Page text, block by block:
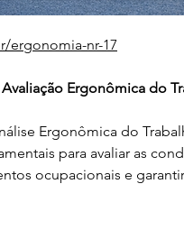
ergonomia-nr-17
Ergonômica do
Ergonômica do
para avaliar as
ocupacionais e garantir